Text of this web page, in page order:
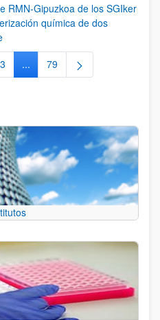
RMN-Gipuzkoa de los SGIker
química de dos
Página
3 ...Páginas intermedias Use TAB
Página
79